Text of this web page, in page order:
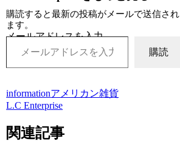
購読すると最新の投稿がメールで送信され
ます。
メールアドレスを入力...
購読
informationアメリカン雑貨
L.C Enterprise
関連記事